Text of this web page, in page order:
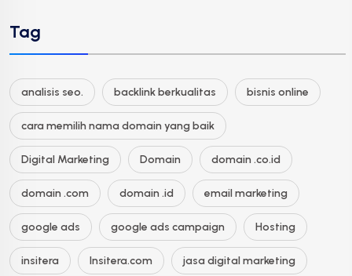
Tag
analisis seo. backlink berkualitas bisnis online
cara memilih nama domain yang baik
Digital Marketing Domain domain .co.id
domain .com domain .id email marketing
google ads google ads campaign Hosting
insitera Insitera.com jasa digital marketing